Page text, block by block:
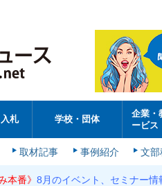
札 学校・団体
企業・
ービス
取材記事 事例紹介 文
本番》8月のイベント、セミナー情